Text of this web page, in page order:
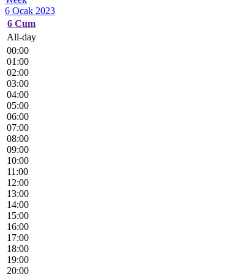
6 Ocak 2023
6 Cum
All-day
00:00
01:00
02:00
03:00
04:00
05:00
06:00
07:00
08:00
09:00
10:00
11:00
12:00
13:00
14:00
15:00
16:00
17:00
18:00
19:00
20:00